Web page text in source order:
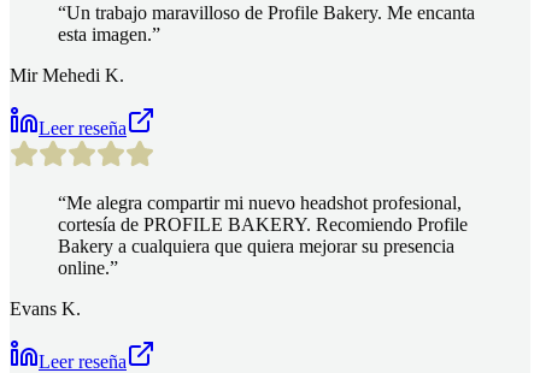
“Un trabajo maravilloso de Profile Bakery. Me encanta
esta imagen.”
Mir Mehedi K.
Leer reseña
“Me alegra compartir mi nuevo headshot profesional,
cortesía de PROFILE BAKERY. Recomiendo Profile
Bakery a cualquiera que quiera mejorar su presencia
online.”
Evans K.
Leer reseña